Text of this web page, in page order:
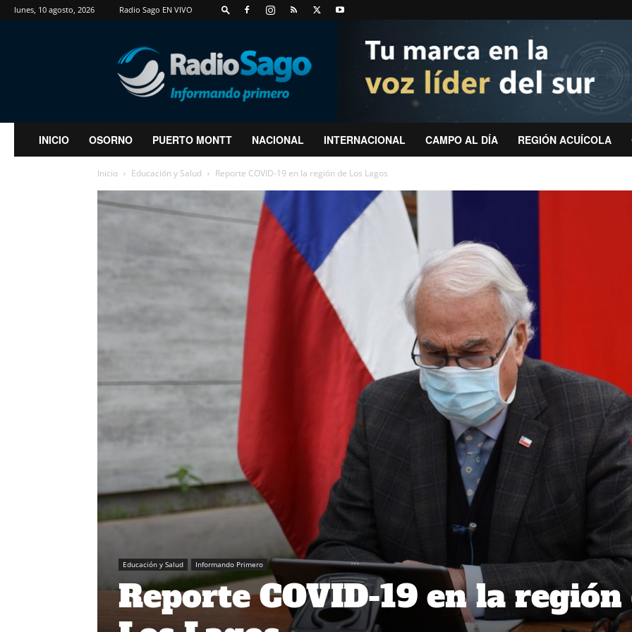
lunes, 10 agosto, 2026 Radio Sago EN VIVO
RadioSago
INICIO OSORNO PUERTO MONTT NACIONAL INTERNACIONAL CAMPO AL DÍA REGIÓN ACUÍCOLA
Inicio Educación y Salud Reporte COVID-19 en la región de Los Lagos
Educación y Salud Informando Primero
Reporte COVID-19 en la región